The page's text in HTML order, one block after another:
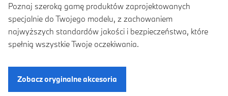
Poznaj szeroką gamę produktów zaprojektowanych
specjalnie do Twojego modelu, z zachowaniem
najwyższych standardów jakości i bezpieczeństwa, które
spełnią wszystkie Twoje oczekiwania.
Zobacz oryginalne akcesoria